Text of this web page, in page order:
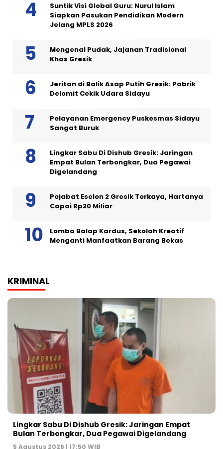
Suntik Visi Global Guru: Nurul Islam
Siapkan Pasukan Pendidikan Modern
Jelang MPLS 2026
Mengenal Pudak, Jajanan Tradisional
Khas Gresik
Jeritan di Balik Asap Putih Gresik: Pabrik
Delomit Cekik Udara Sidayu
Pelayanan Emergency Puskesmas Sidayu
Sangat Buruk
Lingkar Sabu Di Dishub Gresik: Jaringan
Empat Bulan Terbongkar, Dua Pegawai
Digelandang
Pejabat Eselon 2 Gresik Terkaya, Hartanya
Capai Rp20 Miliar
Lomba Balap Kardus, Sekolah Kreatif
Menganti Manfaatkan Barang Bekas
KRIMINAL
Lingkar Sabu Di Dishub Gresik: Jaringan Empat
Bulan Terbongkar, Dua Pegawai Digelandang
5 Agustus 2026 | 17:50 WIB